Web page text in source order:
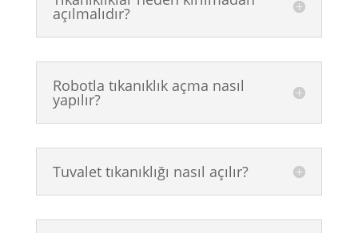
açılmalıdır?
Robotla tıkanıklık açma nasıl
yapılır?
Tuvalet tıkanıklığı nasıl açılır?